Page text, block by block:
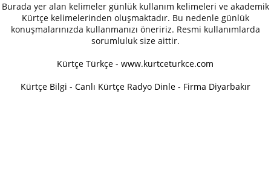
Burada yer alan kelimeler günlük kullanım kelimeleri ve akademik
Kürtçe kelimelerinden oluşmaktadır. Bu nedenle günlük
konuşmalarınızda kullanmanızı öneririz. Resmi kullanımlarda
sorumluluk size aittir.
Kürtçe Türkçe - www.kurtceturkce.com
Kürtçe Bilgi - Canlı Kürtçe Radyo Dinle - Firma Diyarbakır